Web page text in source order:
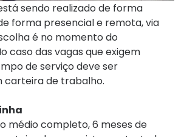
sendo realizado de forma
forma presencial e remota, via
é no momento do
caso das vagas que exigem
de serviço deve ser
carteira de trabalho.
médio completo, 6 meses de